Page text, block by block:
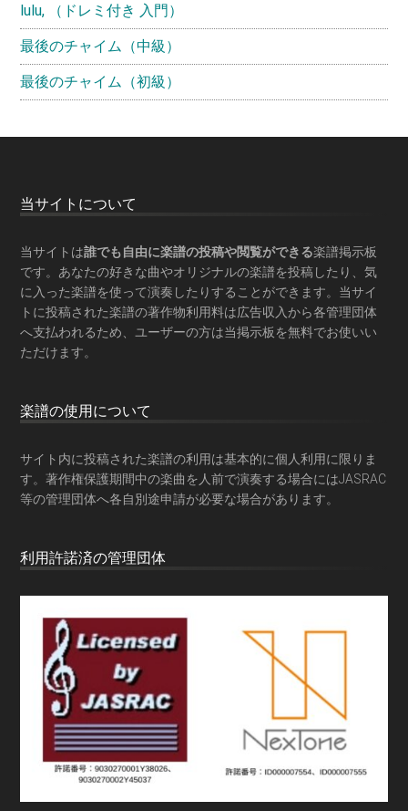
lulu, （ドレミ付き 入門）
最後のチャイム（中級）
最後のチャイム（初級）
Footer
当サイトについて
当サイトは誰でも自由に楽譜の投稿や閲覧ができる楽譜掲示板
です。あなたの好きな曲やオリジナルの楽譜を投稿したり、気
に入った楽譜を使って演奏したりすることができます。当サイ
トに投稿された楽譜の著作物利用料は広告収入から各管理団体
へ支払われるため、ユーザーの方は当掲示板を無料でお使いい
ただけます。
楽譜の使用について
サイト内に投稿された楽譜の利用は基本的に個人利用に限りま
す。著作権保護期間中の楽曲を人前で演奏する場合にはJASRAC
等の管理団体へ各自別途申請が必要な場合があります。
利用許諾済の管理団体